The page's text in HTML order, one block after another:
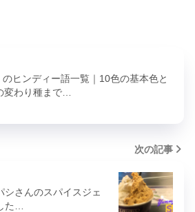
のヒンディー語一覧｜10色の基本色と
変わり種まで…
次の記事
シさんのスパイスジェ
た…